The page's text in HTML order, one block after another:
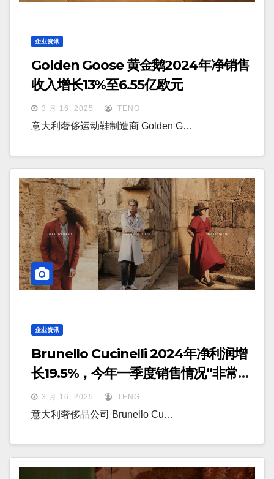
企业资讯
Golden Goose 黄金鹅2024年净销售
收入增长13%至6.55亿欧元
3 月 16, 2025 TENG
意大利奢侈运动鞋制造商 Golden G…
企业资讯
Brunello Cucinelli 2024年净利润增
长19.5%，今年一季度销售情况“非常非
常积极”
3 月 16, 2025 TENG
意大利奢侈品公司 Brunello Cu…